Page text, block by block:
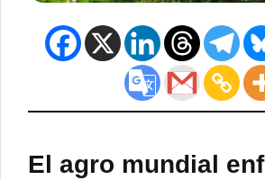
El agro mundial